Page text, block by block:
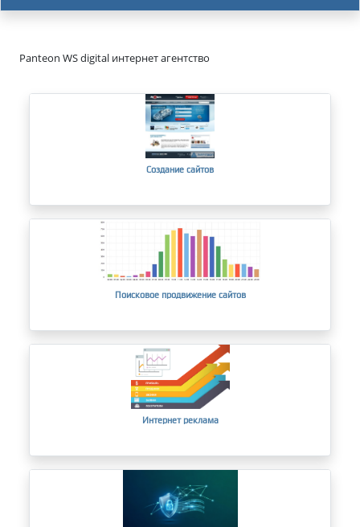
Panteon WS digital интернет агентство
Создание сайтов
Поисковое продвижение сайтов
Интернет реклама